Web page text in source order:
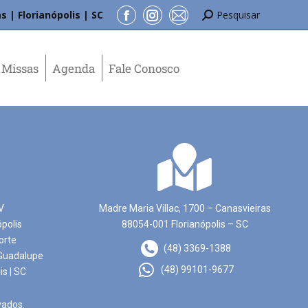
| Florianópolis | SC Pesquisar
Missas Agenda Fale Conosco
| SC
Madre Maria Villac, 1700 – Canasvieiras
88054-001 Florianópolis – SC
(48) 3369-1388
(48) 99101-9677